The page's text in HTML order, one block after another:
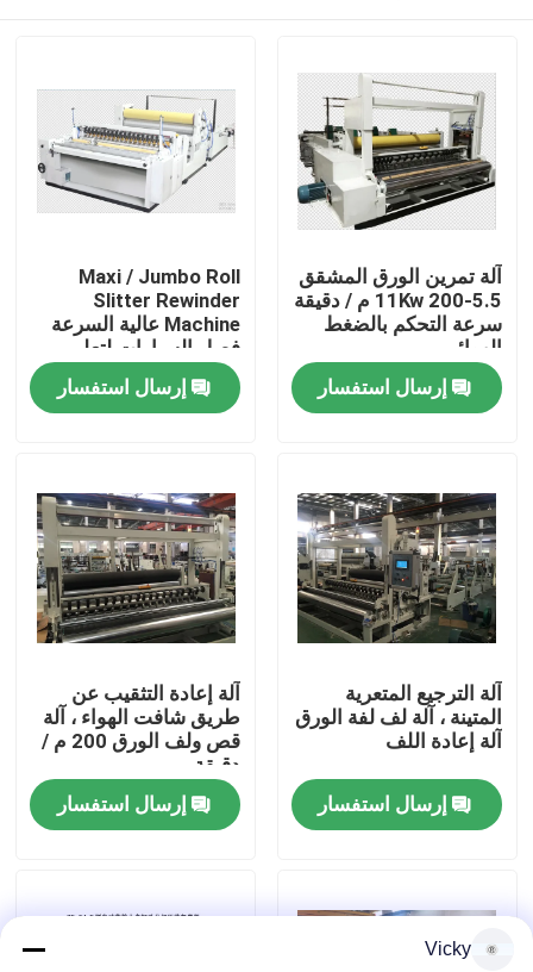
المنزل
المنتجات
جولة في المصنع
مراقبة الجودة
أخبار
اطلب اقتباس
نسيج ورقة خطّ
آلة تمرين الورق المشقق
5.5-11Kw 200 م / دقيقة
سرعة التحكم بالضغط
الهوائي
إرسال استفسار
Maxi / Jumbo Roll
Slitter Rewinder
Machine عالية السرعة
فصل السيارات لتعليم
قيادة السيارات
إرسال استفسار
آلة الترجيع المتعرية
المتينة ، آلة لف لفة الورق
آلة إعادة اللف
إرسال استفسار
آلة إعادة التثقيب عن
طريق شافت الهواء ، آلة
قص ولف الورق 200 م /
دقيقة
إرسال استفسار
Vicky